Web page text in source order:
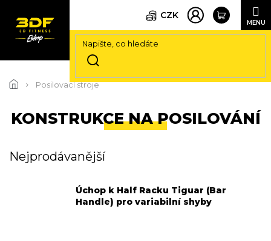
na
CZK
Posilovací stroje
KONSTRUKCE NA POSILOVÁNÍ
Nejprodávanější
Úchop k Half Racku Tiguar (Bar
Handle) pro variabilní shyby